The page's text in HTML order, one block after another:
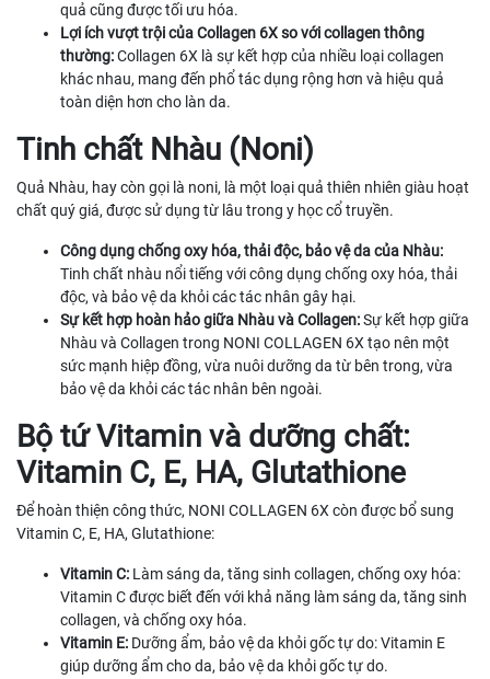
quả cũng được tối ưu hóa.
Lợi ích vượt trội của Collagen 6X so với collagen thông
thường:Collagen 6X là sự kết hợp của nhiều loại collagen
khác nhau, mang đến phổ tác dụng rộng hơn và hiệu quả
toàn diện hơn cho làn da.
Tinh chất Nhàu (Noni)
Quả Nhàu, hay còn gọi là noni, là một loại quả thiên nhiên giàu hoạt
chất quý giá, được sử dụng từ lâu trong y học cổ truyền.
Công dụng chống oxy hóa, thải độc, bảo vệ da của Nhàu:
Tinh chất nhàu nổi tiếng với công dụng chống oxy hóa, thải
độc, và bảo vệ da khỏi các tác nhân gây hại.
Sự kết hợp hoàn hảo giữa Nhàu và Collagen:Sự kết hợp giữa
Nhàu và Collagen trong NONI COLLAGEN 6X tạo nên một
sức mạnh hiệp đồng, vừa nuôi dưỡng da từ bên trong, vừa
bảo vệ da khỏi các tác nhân bên ngoài.
Bộ tứ Vitamin và dưỡng chất:
Vitamin C, E, HA, Glutathione
Để hoàn thiện công thức, NONI COLLAGEN 6X còn được bổ sung
Vitamin C, E, HA, Glutathione:
Vitamin C: Làm sáng da, tăng sinh collagen, chống oxy hóa:
Vitamin C được biết đến với khả năng làm sáng da, tăng sinh
collagen, và chống oxy hóa.
Vitamin E: Dưỡng ẩm, bảo vệ da khỏi gốc tự do: Vitamin E
giúp dưỡng ẩm cho da, bảo vệ da khỏi gốc tự do.